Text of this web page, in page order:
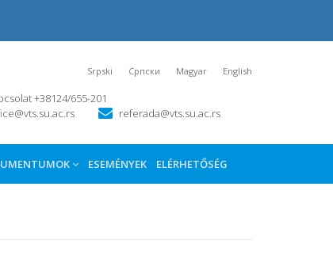
Srpski Српски Magyar English
+38124/655-201
referada@vts.su.ac.rs
ESEMÉNYEK ELÉRHETŐSÉG